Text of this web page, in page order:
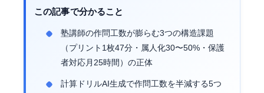
この記事で分かること
塾講師の作問工数が膨らむ3つの構造課題
（プリント1枚47分・属人化30〜50%・保護
者対応月25時間）の正体
計算ドリルAI生成で作問工数を半減する5つ